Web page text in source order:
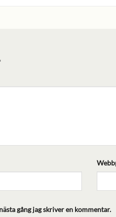
gång jag skriver en kommentar.